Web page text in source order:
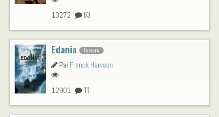
13272 63
Edania En cours
ParFranck Hervson
12901 11